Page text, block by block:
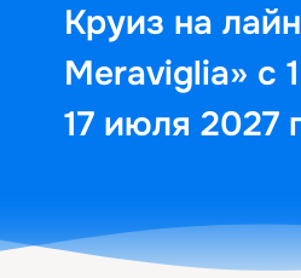
Круиз на
Meraviglia» с
17 июля 2027